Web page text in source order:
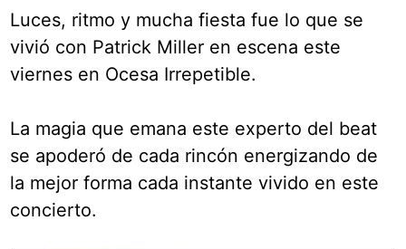
Luces, ritmo y mucha fiesta fue lo que se
vivió con Patrick Miller en escena este
viernes en Ocesa Irrepetible.
La magia que emana este experto del beat
se apoderó de cada rincón energizando de
la mejor forma cada instante vivido en este
concierto.